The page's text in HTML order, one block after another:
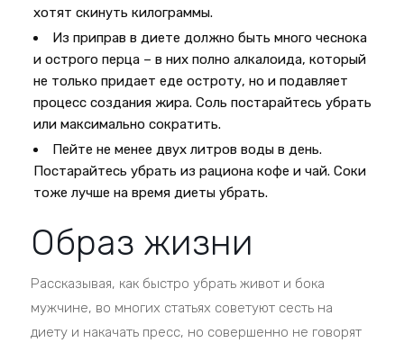
хотят скинуть килограммы.
Из приправ в диете должно быть много чеснока
и острого перца – в них полно алкалоида, который
не только придает еде остроту, но и подавляет
процесс создания жира. Соль постарайтесь убрать
или максимально сократить.
Пейте не менее двух литров воды в день.
Постарайтесь убрать из рациона кофе и чай. Соки
тоже лучше на время диеты убрать.
Образ жизни
Рассказывая, как быстро убрать живот и бока
мужчине, во многих статьях советуют сесть на
диету и накачать пресс, но совершенно не говорят